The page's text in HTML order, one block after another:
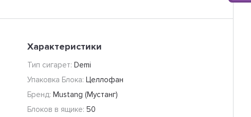
Характеристики
Тип сигарет: Demi
Упаковка Блока: Целлофан
Бренд: Mustang (Мустанг)
Блоков в ящике: 50